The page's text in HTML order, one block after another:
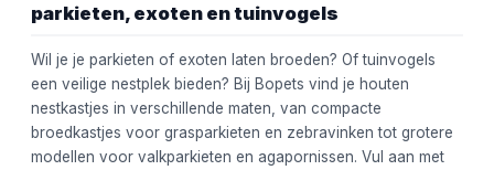
parkieten, exoten en tuinvogels
Wil je je parkieten of exoten laten broeden? Of tuinvogels
een veilige nestplek bieden? Bij Bopets vind je houten
nestkastjes in verschillende maten, van compacte
broedkastjes voor grasparkieten en zebravinken tot grotere
modellen voor valkparkieten en agapornissen. Vul aan met